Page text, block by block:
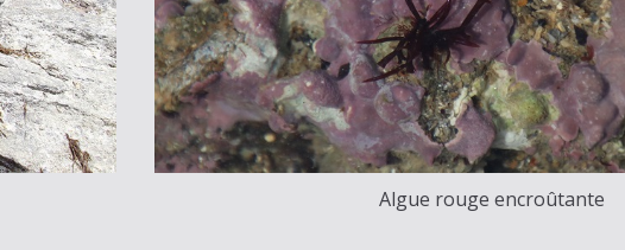
Algue rouge encroûtante